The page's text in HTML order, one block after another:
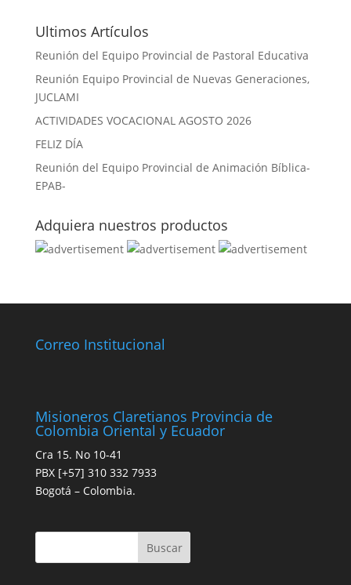
Ultimos Artículos
Reunión del Equipo Provincial de Pastoral Educativa
Reunión Equipo Provincial de Nuevas Generaciones,
JUCLAMI
ACTIVIDADES VOCACIONAL AGOSTO 2026
FELIZ DÍA
Reunión del Equipo Provincial de Animación Bíblica-
EPAB-
Adquiera nuestros productos
Correo Institucional
Misioneros Claretianos Provincia de
Colombia Oriental y Ecuador
Cra 15. No 10-41
PBX [+57] 310 332 7933
Bogotá – Colombia.